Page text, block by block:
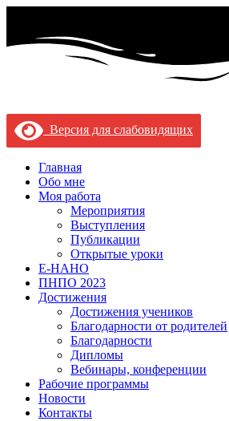
Версия для слабовидящих
Главная
Обо мне
Моя работа
Мероприятия
Выступления
Публикации
Открытые уроки
Е-НАНО
ПНПО 2023
Достижения
Достижения учеников
Благодарности от родителей
Благодарности
Дипломы
Вебинары, конференции
Рабочие программы
Новости
Контакты